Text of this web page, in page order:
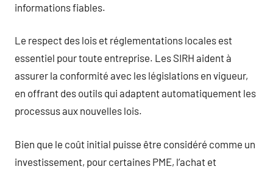
informations fiables.
Le respect des lois et réglementations locales est
essentiel pour toute entreprise. Les SIRH aident à
assurer la conformité avec les législations en vigueur,
en offrant des outils qui adaptent automatiquement les
processus aux nouvelles lois.
Bien que le coût initial puisse être considéré comme un
investissement, pour certaines PME, l’achat et